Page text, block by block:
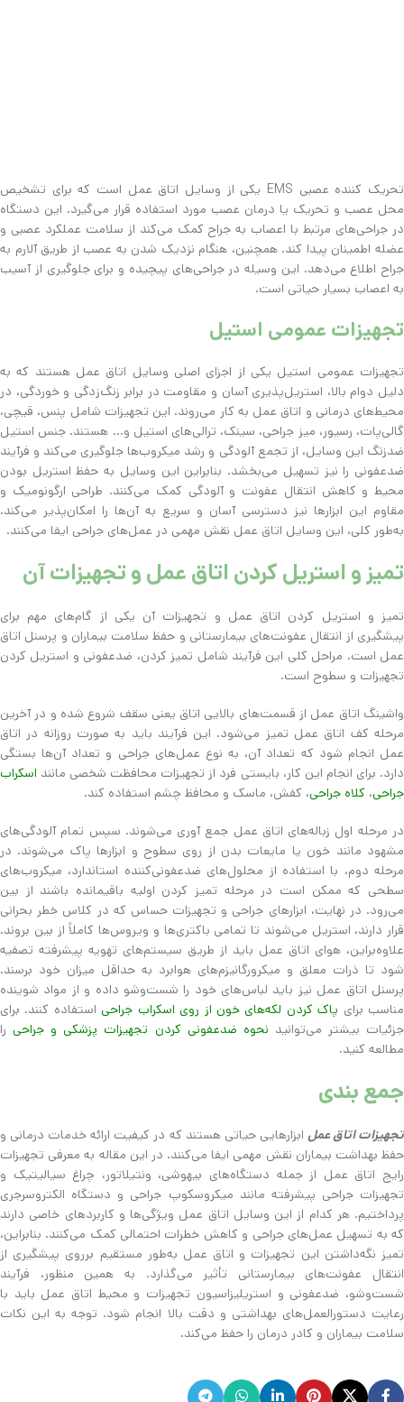
تحریک کننده عصبی EMS یکی از وسایل اتاق عمل است که برای تشخیص
محل عصب و تحریک یا درمان عصب مورد استفاده قرار می‌گیرد. این دستگاه
در جراحی‌های مرتبط با اعصاب به جراح کمک می‌کند از سلامت عملکرد عصبی و
عضله اطمینان پیدا کند. همچنین، هنگام نزدیک شدن به عصب از طریق آلارم به
جراح اطلاع می‌دهد. این وسیله در جراحی‌های پیچیده و برای جلوگیری از آسیب
به اعصاب بسیار حیاتی است.
تجهیزات عمومی استیل
تجهیزات عمومی استیل یکی از اجزای اصلی وسایل اتاق عمل هستند که به
دلیل دوام بالا، استریل‌پذیری آسان و مقاومت در برابر زنگ‌زدگی و خوردگی، در
محیط‌های درمانی و اتاق عمل به کار می‌روند. این تجهیزات شامل پنس، قیچی،
گالی‌پات، رسیور، میز جراحی، سینک، ترالی‌های استیل و… هستند. جنس استیل
ضدزنگ این وسایل، از تجمع آلودگی و رشد میکروب‌ها جلوگیری می‌کند و فرآیند
ضدعفونی را نیز تسهیل می‌بخشد. بنابراین این وسایل به حفظ استریل بودن
محیط و کاهش انتقال عفونت و آلودگی کمک می‌کنند. طراحی ارگونومیک و
مقاوم این ابزارها نیز دسترسی آسان و سریع به آن‌ها را امکان‌پذیر می‌کند.
به‌طور کلی، این وسایل اتاق عمل نقش مهمی در عمل‌های جراحی ایفا می‌کنند.
تمیز و استریل کردن اتاق عمل و تجهیزات آن
تمیز و استریل کردن اتاق عمل و تجهیزات آن یکی از گام‌های مهم برای
پیشگیری از انتقال عفونت‌های بیمارستانی و حفظ سلامت بیماران و پرسنل اتاق
عمل است. مراحل کلی این فرآیند شامل تمیز کردن، ضدعفونی و استریل کردن
تجهیزات و سطوح است.
واشینگ اتاق عمل از قسمت‌های بالایی اتاق یعنی سقف شروع شده و در آخرین
مرحله کف اتاق عمل تمیز می‌شود. این فرآیند باید به صورت روزانه در اتاق
عمل انجام شود که تعداد آن، به نوع عمل‌های جراحی و تعداد آن‌ها بستگی
دارد. برای انجام این کار، بایستی فرد از تجهیزات محافظت شخصی مانند اسکراب
جراحی، کلاه جراحی، کفش، ماسک و محافظ چشم استفاده کند.
در مرحله اول زباله‌های اتاق عمل جمع آوری می‌شوند. سپس تمام آلودگی‌های
مشهود مانند خون یا مایعات بدن از روی سطوح و ابزارها پاک می‌شوند. در
مرحله دوم، با استفاده از محلول‌های ضدعفونی‌کننده استاندارد، میکروب‌های
سطحی که ممکن است در مرحله تمیز کردن اولیه باقیمانده باشند از بین
می‌رود. در نهایت، ابزارهای جراحی و تجهیزات حساس که در کلاس خطر بحرانی
قرار دارند، استریل می‌شوند تا تمامی باکتری‌ها و ویروس‌ها کاملاً از بین بروند.
علاوه‌براین، هوای اتاق عمل باید از طریق سیستم‌های تهویه پیشرفته تصفیه
شود تا ذرات معلق و میکرورگانیزم‌های هوابرد به حداقل میزان خود برسند.
پرسنل اتاق عمل نیز باید لباس‌های خود را شست‌وشو داده و از مواد شوینده
مناسب برای پاک کردن لکه‌های خون از روی اسکراب جراحیاستفاده کنند. برای
جزئیات بیشتر می‌توانید نحوه ضدعفونی کردن تجهیزات پزشکی و جراحیرا
مطالعه کنید.
جمع بندی
تجهیزات اتاق عمل ابزارهایی حیاتی هستند که در کیفیت ارائه خدمات درمانی و
حفظ بهداشت بیماران نقش مهمی ایفا می‌کنند. در این مقاله به معرفی تجهیزات
رایج اتاق عمل از جمله دستگاه‌های بیهوشی، ونتیلاتور، چراغ سیالیتیک و
تجهیزات جراحی پیشرفته مانند میکروسکوپ جراحی و دستگاه الکتروسرجری
پرداختیم. هر کدام از این وسایل اتاق عمل ویژگی‌ها و کاربردهای خاصی دارند
که به تسهیل عمل‌های جراحی و کاهش خطرات احتمالی کمک می‌کنند. بنابراین،
تمیز نگه‌داشتن این تجهیزات و اتاق عمل به‌طور مستقیم بر‌روی پیشگیری از
انتقال عفونت‌های بیمارستانی تأثیر می‌گذارد. به همین منظور، فرآیند
شست‌وشو، ضدعفونی و استریلیزاسیون تجهیزات و محیط اتاق عمل باید با
رعایت دستورالعمل‌های بهداشتی و دقت بالا انجام شود. توجه به این نکات
سلامت بیماران و کادر درمان را حفظ می‌کند.